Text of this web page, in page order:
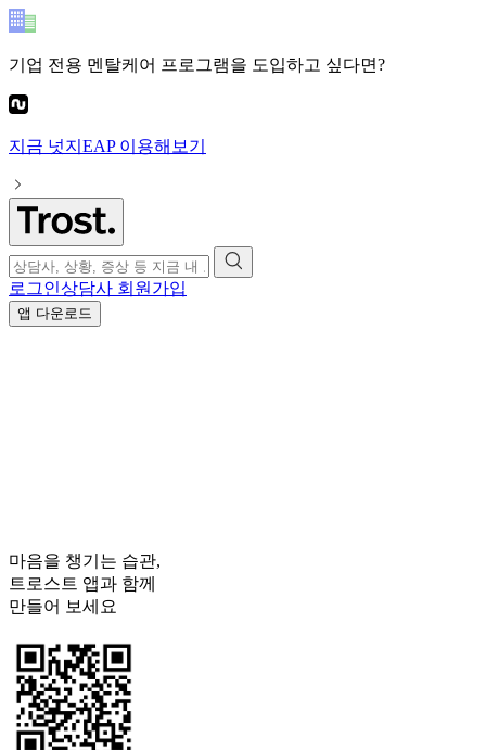
기업 전용 멘탈케어 프로그램을 도입하고 싶다면?
지금 넛지EAP이용해보기
로그인상담사 회원가입
앱 다운로드
마음을 챙기는 습관,
트로스트 앱과 함께
만들어 보세요